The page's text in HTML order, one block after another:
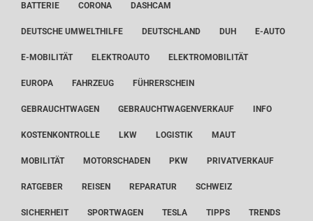
BATTERIE CORONA DASHCAM
DEUTSCHE UMWELTHILFE DEUTSCHLAND DUH E-AUTO
E-MOBILITÄT ELEKTROAUTO ELEKTROMOBILITÄT
EUROPA FAHRZEUG FÜHRERSCHEIN
GEBRAUCHTWAGEN GEBRAUCHTWAGENVERKAUF INFO
KOSTENKONTROLLE LKW LOGISTIK MAUT
MOBILITÄT MOTORSCHADEN PKW PRIVATVERKAUF
RATGEBER REISEN REPARATUR SCHWEIZ
SICHERHEIT SPORTWAGEN TESLA TIPPS TRENDS